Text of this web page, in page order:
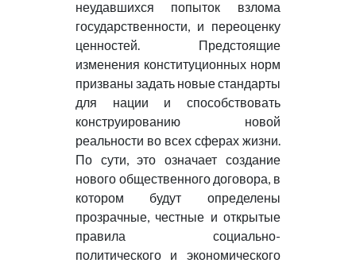
неудавшихся попыток взлома
государственности, и переоценку
ценностей. Предстоящие
изменения конституционных норм
призваны задать новые стандарты
для нации и способствовать
конструированию новой
реальности во всех сферах жизни.
По сути, это означает создание
нового общественного договора, в
котором будут определены
прозрачные, честные и открытые
правила социально-
политического и экономического